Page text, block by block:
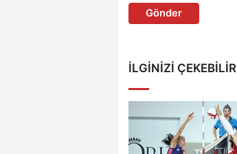
Gönder
İLGINIZI ÇEKEBILIR